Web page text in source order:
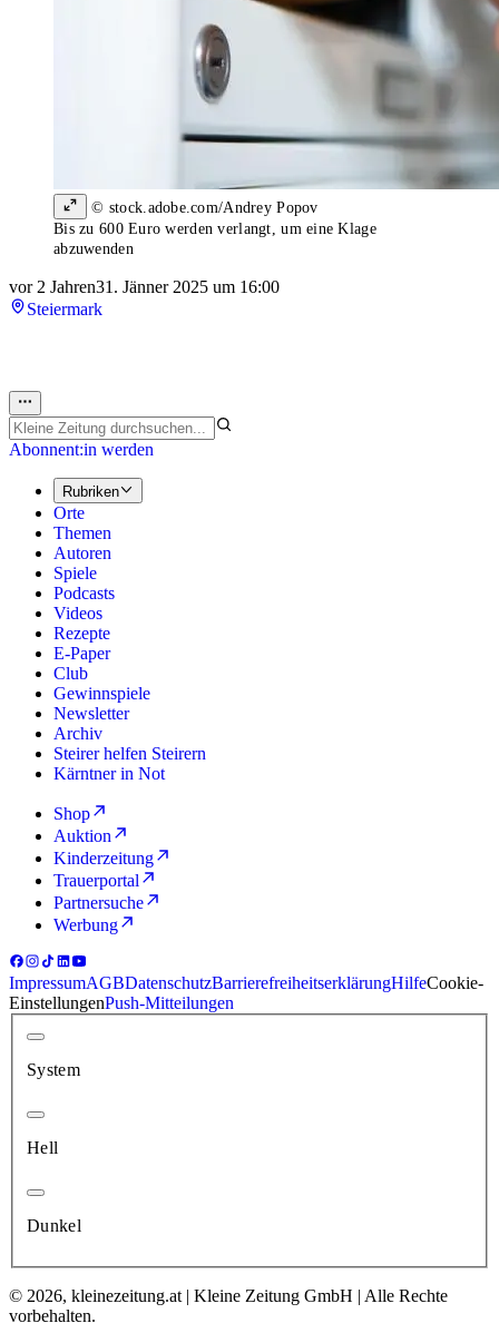
© stock.adobe.com/Andrey Popov
Bis zu 600 Euro werden verlangt, um eine Klage
abzuwenden
vor 2 Jahren31. Jänner 2025 um 16:00
Steiermark
Abonnent:in werden
Rubriken
Orte
Themen
Autoren
Spiele
Podcasts
Videos
Rezepte
E-Paper
Club
Gewinnspiele
Newsletter
Archiv
Steirer helfen Steirern
Kärntner in Not
Shop
Auktion
Kinderzeitung
Trauerportal
Partnersuche
Werbung
ImpressumAGBDatenschutzBarrierefreiheitserklärungHilfeCookie-
EinstellungenPush-Mitteilungen
System
Hell
Dunkel
© 2026, kleinezeitung.at | Kleine Zeitung GmbH | Alle Rechte
vorbehalten.